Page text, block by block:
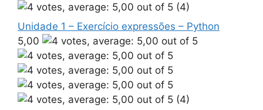
(4)
Unidade 1 – Exercício expressões – Python
5,00
(4)